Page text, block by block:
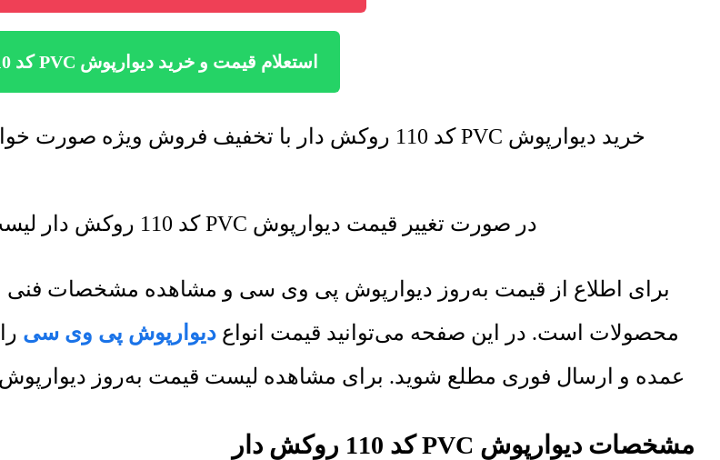
استعلام قیمت و خرید دیوارپوش PVC کد 110 روکش دار
خرید دیوارپوش PVC کد 110 روکش دار با تخفیف فروش ویژه صورت خواهد گرفت. برای اطلاع از تخفیف ها تماس بگیرید.
در صورت تغییر قیمت دیوارپوش PVC کد 110 روکش دار لیست قیمت جدید به روز رسانی میشود.
برای اطلاع از قیمت به‌روز دیوارپوش پی وی سی و مشاهده مشخصات فنی
محصولات است. در این صفحه می‌توانید قیمت انواعدیوارپوش پی وی سی
عمده و ارسال فوری مطلع شوید. برای مشاهده لیست قیمت به‌روز
مشخصات دیوارپوش PVC کد 110 روکش دار